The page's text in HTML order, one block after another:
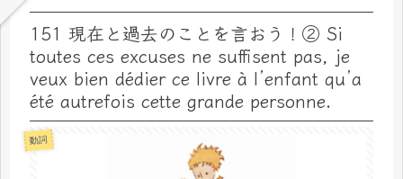
151 現在と過去のことを言おう！② Si
toutes ces excuses ne suffisent pas, je
veux bien dédier ce livre à l’enfant qu’a
été autrefois cette grande personne.
動詞